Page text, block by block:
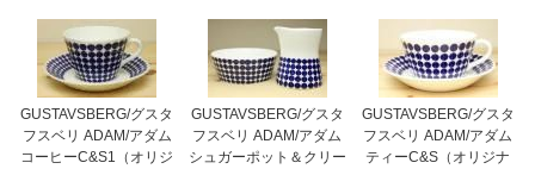
GUSTAVSBERG/グスタ
フスベリ ADAM/アダム
コーヒーC&S1（オリジ
GUSTAVSBERG/グスタ
フスベリ ADAM/アダム
シュガーポット＆クリー
GUSTAVSBERG/グスタ
フスベリ ADAM/アダム
ティーC&S（オリジナ